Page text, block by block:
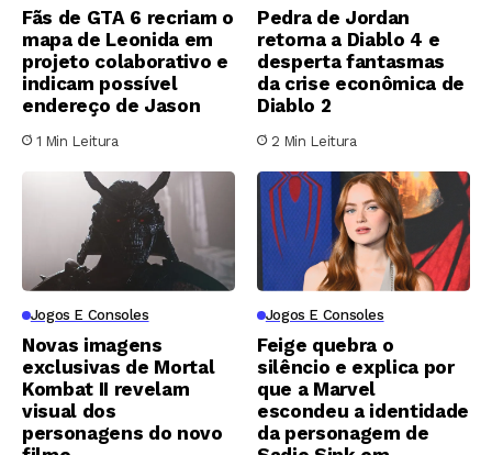
Fãs de GTA 6 recriam o
mapa de Leonida em
projeto colaborativo e
indicam possível
endereço de Jason
1 Min Leitura
Pedra de Jordan
retorna a Diablo 4 e
desperta fantasmas
da crise econômica de
Diablo 2
2 Min Leitura
Jogos E Consoles
Novas imagens
exclusivas de Mortal
Kombat II revelam
visual dos
personagens do novo
Jogos E Consoles
Feige quebra o
silêncio e explica por
que a Marvel
escondeu a identidade
da personagem de